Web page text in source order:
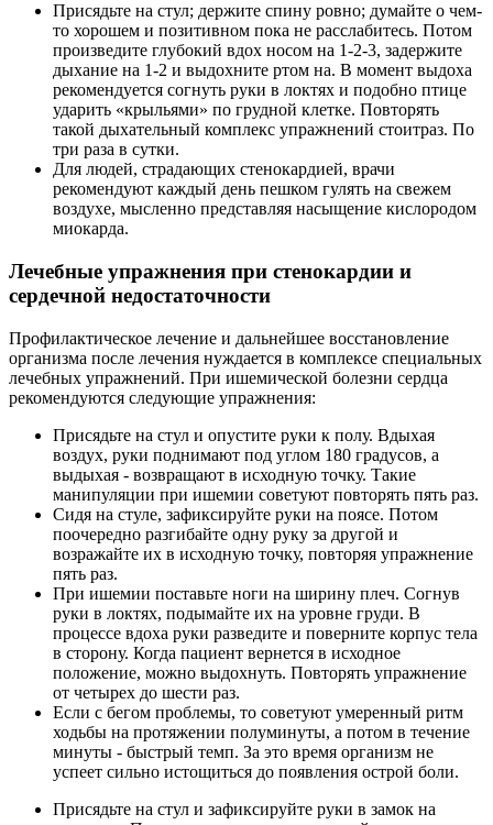
Присядьте на стул; держите спину ровно; думайте о чем-
то хорошем и позитивном пока не расслабитесь. Потом
произведите глубокий вдох носом на 1-2-3, задержите
дыхание на 1-2 и выдохните ртом на. В момент выдоха
рекомендуется согнуть руки в локтях и подобно птице
ударить «крыльями» по грудной клетке. Повторять
такой дыхательный комплекс упражнений стоитраз. По
три раза в сутки.
Для людей, страдающих стенокардией, врачи
рекомендуют каждый день пешком гулять на свежем
воздухе, мысленно представляя насыщение кислородом
миокарда.
Лечебные упражнения при стенокардии и
сердечной недостаточности
Профилактическое лечение и дальнейшее восстановление
организма после лечения нуждается в комплексе специальных
лечебных упражнений. При ишемической болезни сердца
рекомендуются следующие упражнения:
Присядьте на стул и опустите руки к полу. Вдыхая
воздух, руки поднимают под углом 180 градусов, а
выдыхая - возвращают в исходную точку. Такие
манипуляции при ишемии советуют повторять пять раз.
Сидя на стуле, зафиксируйте руки на поясе. Потом
поочередно разгибайте одну руку за другой и
возражайте их в исходную точку, повторяя упражнение
пять раз.
При ишемии поставьте ноги на ширину плеч. Согнув
руки в локтях, подымайте их на уровне груди. В
процессе вдоха руки разведите и поверните корпус тела
в сторону. Когда пациент вернется в исходное
положение, можно выдохнуть. Повторять упражнение
от четырех до шести раз.
Если с бегом проблемы, то советуют умеренный ритм
ходьбы на протяжении полуминуты, а потом в течение
минуты - быстрый темп. За это время организм не
успеет сильно истощиться до появления острой боли.
Присядьте на стул и зафиксируйте руки в замок на